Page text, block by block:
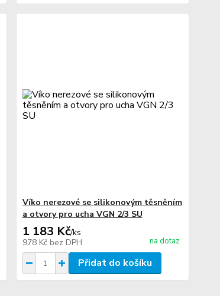
Víko nerezové se silikonovým těsněním
a otvory pro ucha VGN 2/3 SU
1 183 Kč/ks
978 Kč bez DPH na dotaz
Přidat do košíku